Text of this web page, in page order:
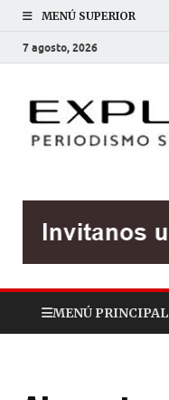
MENÚ SUPERIOR
7 agosto, 2026
MENÚ PRINCIPAL